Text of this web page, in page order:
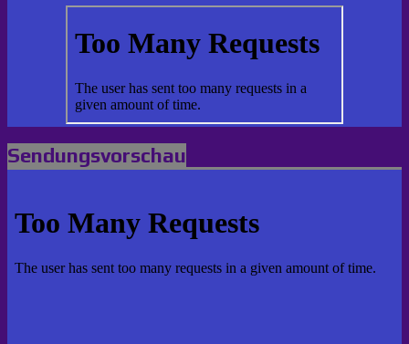
Sendungsvorschau